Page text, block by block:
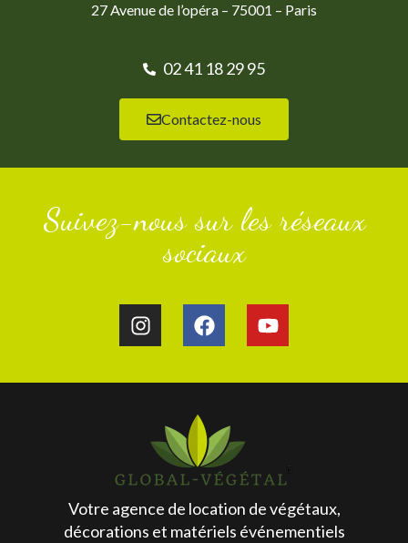
27 Avenue de l’opéra – 75001 – Paris
02 41 18 29 95
Contactez-nous
Suivez-nous sur les réseaux
sociaux
Votre agence de location de végétaux,
décorations et matériels événementiels